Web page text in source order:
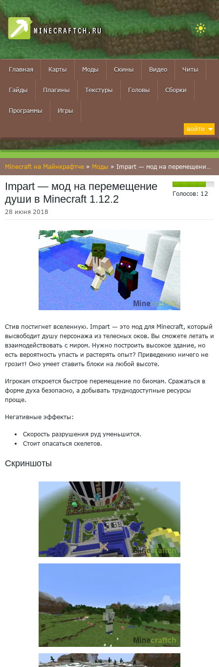
MINECRAFTCH.RU
Главная Карты Моды Скины Видео Читы
Гайды Плагины Текстуры Головы Сборки
Программы Игры
ВОЙТИ
Minecraft на Майнкрафтче » Моды » Impart — мод на перемещение души в Minecraft 1.12.2
Голосов: 12
Impart — мод на перемещение
души в Minecraft 1.12.2
28 июня 2018
Стив постигнет вселенную. Impart — это мод для Minecraft, который
высвободит душу персонажа из телесных оков. Вы сможете летать и
взаимодействовать с миром. Нужно построить высокое здание, но
есть вероятность упасть и растерять опыт? Приведению ничего не
грозит! Оно умеет ставить блоки на любой высоте.
Игрокам откроется быстрое перемещение по биомам. Сражаться в
форме духа безопасно, а добывать труднодоступные ресурсы
проще.
Негативные эффекты:
Скорость разрушения руд уменьшится.
Стоит опасаться скелетов.
Скриншоты